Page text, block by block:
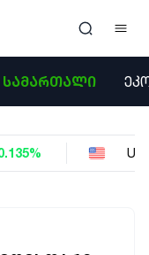
ᲡᲐᲛᲐᲠᲗᲐᲚᲘ
USD 2.6229 -0.038%